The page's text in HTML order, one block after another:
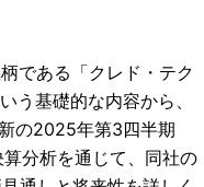
である「クレド・テク
う基礎的な内容から、
の2025年第3四半期
分析を通じて、同社の